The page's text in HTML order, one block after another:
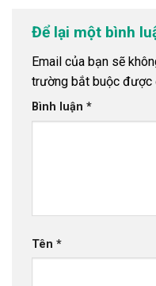
Để lại một bình
Email của bạn sẽ
trường bắt buộc được
Bình luận *
Tên *